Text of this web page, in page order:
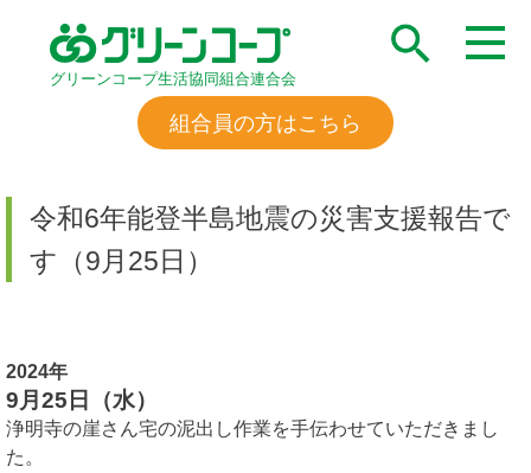
グリーンコープ生活協同組合連合会
組合員の方はこちら
令和6年能登半島地震の災害支援報告で
す（9月25日）
2024年
9月25日（水）
浄明寺の崖さん宅の泥出し作業を手伝わせていただきまし
た。